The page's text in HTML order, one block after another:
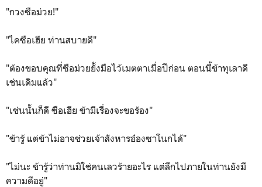
"กวงซือม่วย!"
"ไคซือเฮีย ท่านสบายดี"
"ต้องขอบคุณที่ซือม่วยยั้งมือไว้เมตตาเมื่อปีก่อน ตอนนี้ข้าทุเลาดี
เช่นเดิมแล้ว"
"เช่นนั้นก็ดี ซือเฮีย ข้ามีเรื่องจะขอร้อง"
"ข้ารู้ แต่ข้าไม่อาจช่วยเจ้าสังหารอ๋องซาโนกได้"
"ไม่นะ ข้ารู้ว่าท่านมิใช่คนเลวร้ายอะไร แต่ลึกไปภายในท่านยังมี
ความดีอยู่"